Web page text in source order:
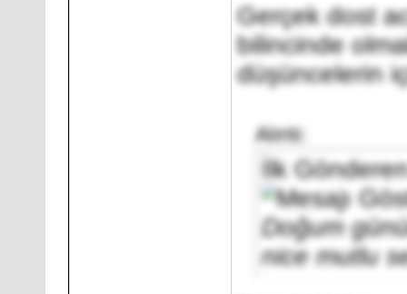
Gerçek dost
bilincinde
düşüncelerin
Alıntı:
İlk
Doğum
nice mutlu